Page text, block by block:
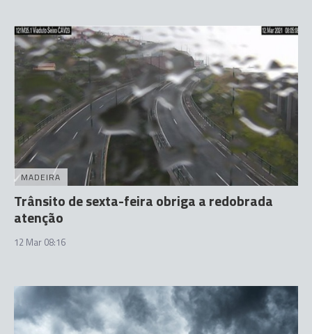
MADEIRA
Trânsito de sexta-feira obriga a redobrada
atenção
12 Mar 08:16